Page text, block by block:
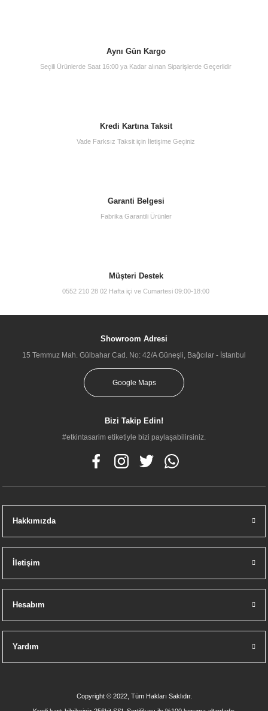
Aynı Gün Kargo
Seçili Ürünlerde Saat 16:00 ya Kadar alınan Siparişlerde Geçerlidir
Kredi Kartına Taksit
Vade Farksız Taksit için İletişime Geçiniz
Garanti Belgesi
Fabrika Garantili Ürünler
Müşteri Destek
0552 210 28 02 Hafta içi ve Cumartesi 09:00-18:00
Showroom Adresi
15 Temmuz Mah. Gülbahar Cad. No: 42/A Güneşli, Bağcılar - İstanbul
Google Maps
Bizi Takip Edin!
#etkintasarim etiketiyle bizi paylaşabilirsiniz.
Hakkımızda
İletişim
Hesabım
Yardım
Copyright © 2022, Tüm Hakları Saklıdır.